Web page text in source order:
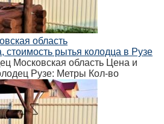
область
рытья колодца в Рузе
Московская область Цена и
Рузе: Метры Кол-во